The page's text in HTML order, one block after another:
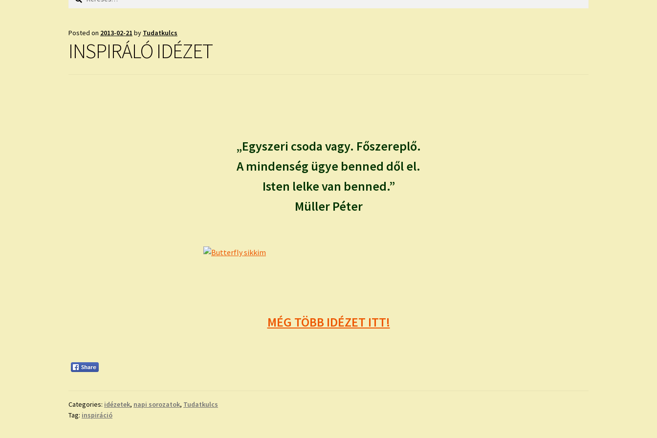
Posted on 2013-02-21 by Tudatkulcs
INSPIRÁLÓ IDÉZET
„Egyszeri csoda vagy. Főszereplő.
A mindenség ügye benned dől el.
Isten lelke van benned.”
Müller Péter
MÉG TÖBB IDÉZET ITT!
Categories: idézetek, napi sorozatok, Tudatkulcs
Tag: inspiráció